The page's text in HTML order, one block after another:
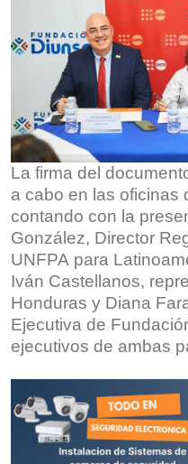
La firma del
a cabo en las oficinas
contando con la
González, Director
UNFPA para
Iván Castellanos,
Honduras y Diana
Ejecutiva de
ejecutivos de ambas